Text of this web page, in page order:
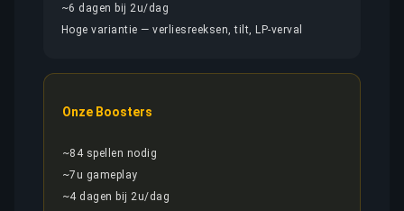
~6 dagen bij 2u/dag
Hoge variantie — verliesreeksen, tilt, LP-verval
Onze Boosters
~84 spellen nodig
~7u gameplay
~4 dagen bij 2u/dag